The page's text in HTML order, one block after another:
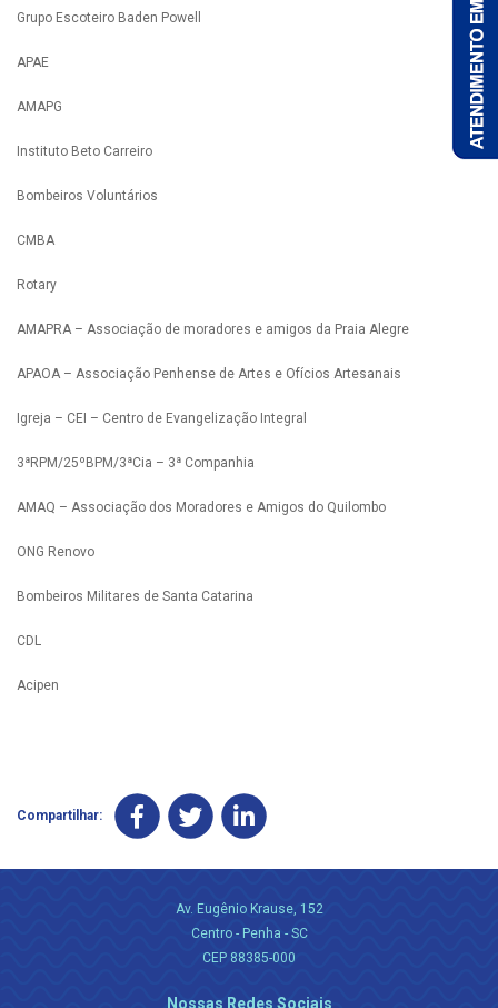
Grupo Escoteiro Baden Powell
APAE
AMAPG
Instituto Beto Carreiro
Bombeiros Voluntários
CMBA
Rotary
AMAPRA – Associação de moradores e amigos da Praia Alegre
APAOA – Associação Penhense de Artes e Ofícios Artesanais
Igreja – CEI – Centro de Evangelização Integral
3ªRPM/25ºBPM/3ªCia – 3ª Companhia
AMAQ – Associação dos Moradores e Amigos do Quilombo
ONG Renovo
Bombeiros Militares de Santa Catarina
CDL
Acipen
Compartilhar:
Av. Eugênio Krause, 152
Centro - Penha - SC
CEP 88385-000
Nossas Redes Sociais